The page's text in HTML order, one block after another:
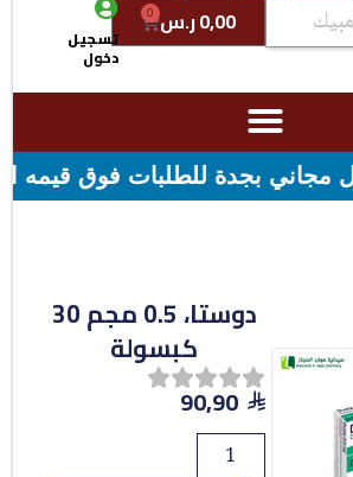
0,00ر.س 0
تسجيل
دخول
ال ١٠٠ ريال - شحن مجاني لقيمه اكثر من ٢٩٩ ريال
دوستا، 0.5 مجم 30
كبسولة
90,90